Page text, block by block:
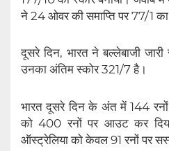
ने 24 ओवर की समाप्ति पर 77/1 का
दूसरे दिन, भारत ने बल्लेबाजी
उनका अंतिम स्कोर 321/7 है।
भारत दूसरे दिन के अंत में 144
को 400 रनों पर आउट कर
ऑस्ट्रेलिया को केवल 91 रनों पर